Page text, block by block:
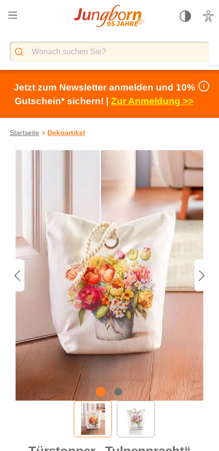
springen
Jetzt zum Newsletter anmelden und 10%
Gutschein* sichern! | Zur Anmeldung >>
Startseite Dekoartikel